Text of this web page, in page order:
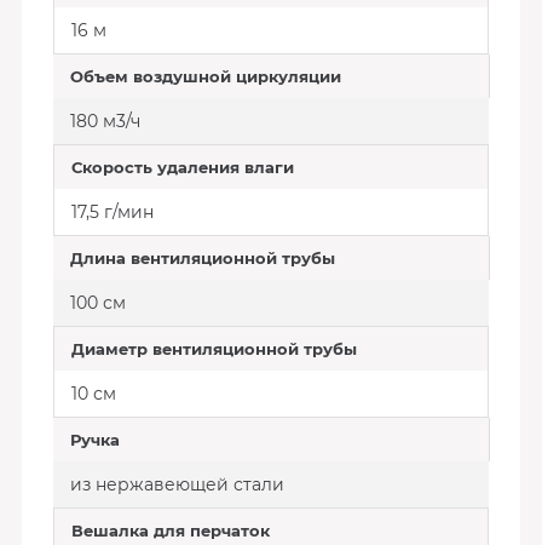
16 м
Объем воздушной циркуляции
180 м3/ч
Скорость удаления влаги
17,5 г/мин
Длина вентиляционной трубы
100 см
Диаметр вентиляционной трубы
10 см
Ручка
из нержавеющей стали
Вешалка для перчаток